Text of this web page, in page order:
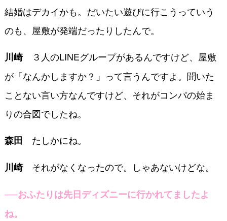
結婚はデカイかも。だいたい遊びに行こうっていう
のも、屋敷が発端だったりしたんで。
川崎３人のLINEグループがあるんですけど、屋敷
が「なんかしますか？」って言うんですよ。聞いた
ことない言い方なんですけど、それがコンパの始ま
りの合図でしたね。
森田 たしかにね。
川崎それがなくなったので。しゃあないけどな。
──おふたりは先日ディズニーに行かれてましたよ
ね。